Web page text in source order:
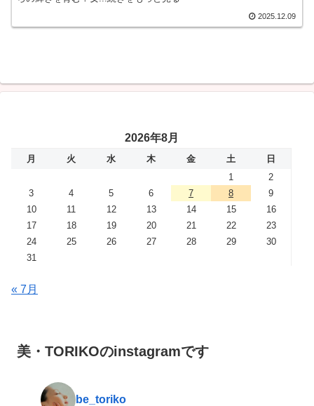
2025.12.09
2026年8月
月 火 水 木 金 土
日
1
2
3
4 5 6 7 8
9
10
11 12 13 14 15
16
17
18 19 20 21 22
23
24
25 26 27 28 29
30
31
« 7月
美・TORIKOのinstagramです
be_toriko